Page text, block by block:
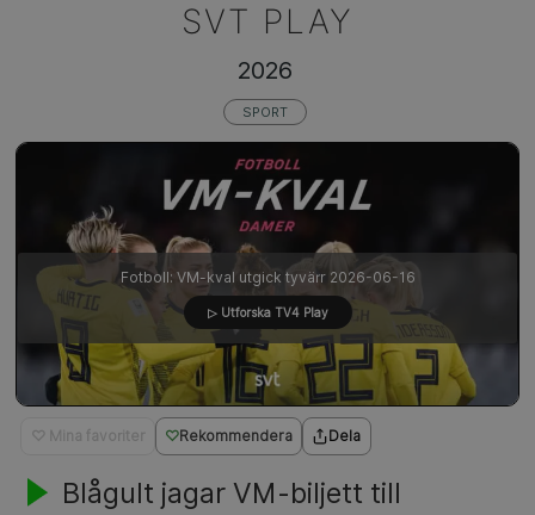
SVT PLAY
♡ Mina favoriter Rekommendera Dela
Blågult jagar VM-biljett till
Fotboll: VM-kval utgick tyvärr 2026-06-16
▷ Utforska TV4 Play
2026
SPORT